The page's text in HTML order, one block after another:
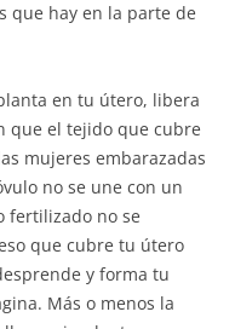
que hay en la parte de
en tu útero, libera
que el tejido que cubre
mujeres embarazadas
no se une con un
fertilizado no se
que cubre tu útero
y forma tu
Más o menos la